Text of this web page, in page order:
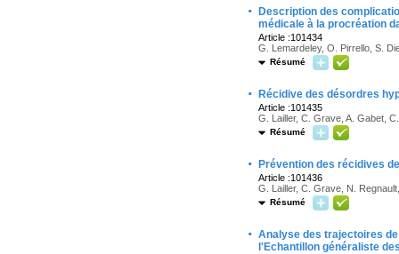
·
Description des
médicale à la procréation
Article :101434
G. Lemardeley, O. Pirrello, S.
Résumé
· Récidive des désordres
Article :101435
G. Lailler, C. Grave, A. Gabet,
Résumé
· Prévention des récidives
Article :101436
G. Lailler, C. Grave, N.
Résumé
· Analyse des trajectoires
l'Echantillon généraliste